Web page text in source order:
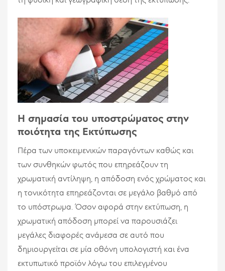
Η σημασία του υποστρώματος στην
ποιότητα της Εκτύπωσης
Πέρα των υποκειμενικών παραγόντων καθώς και
των συνθηκών φωτός που επηρεάζουν τη
χρωματική αντίληψη, η απόδοση ενός χρώματος και
η τονικότητα επηρεάζονται σε μεγάλο βαθμό από
το υπόστρωμα. Όσον αφορά στην εκτύπωση, η
χρωματική απόδοση μπορεί να παρουσιάζει
μεγάλες διαφορές ανάμεσα σε αυτό που
δημιουργείται σε μία οθόνη υπολογιστή και ένα
εκτυπωτικό προϊόν λόγω του επιλεγμένου